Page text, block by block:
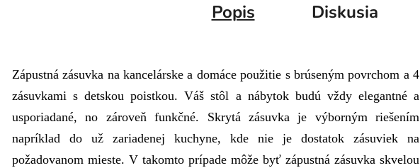
Popis Diskusia
Zápustná zásuvka na kancelárske a domáce použitie s brúseným povrchom a 4
zásuvkami s detskou poistkou. Váš stôl a nábytok budú vždy elegantné a
usporiadané, no zároveň funkčné. Skrytá zásuvka je výborným riešením
napríklad do už zariadenej kuchyne, kde nie je dostatok zásuviek na
požadovanom mieste. V takomto prípade môže byť zápustná zásuvka skvelou